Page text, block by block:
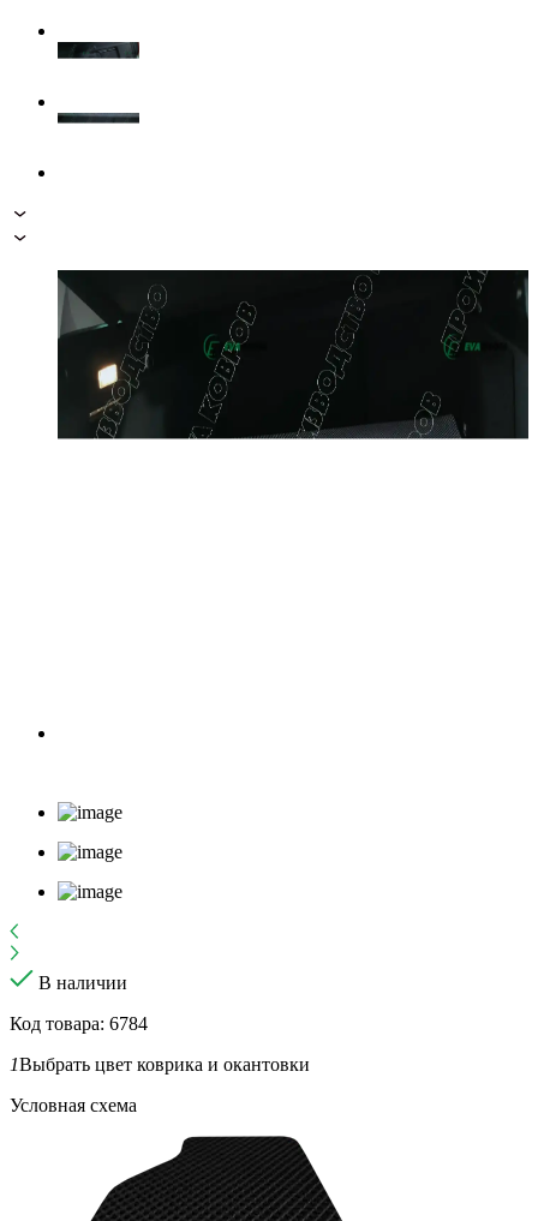
В наличии
Код товара: 6784
1Выбрать цвет коврика и окантовки
Условная схема